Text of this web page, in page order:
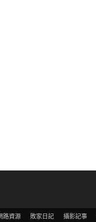
路資源 敗家日記 攝影記事